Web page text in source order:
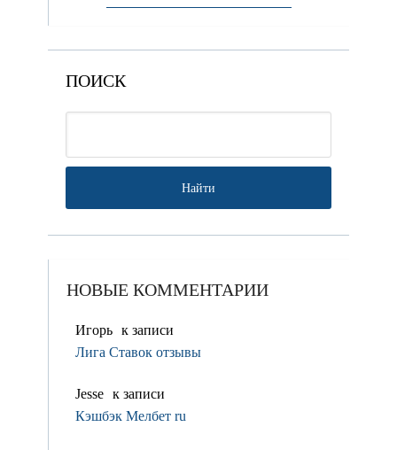
ПОИСК
НОВЫЕ КОММЕНТАРИИ
Игорь к записи
Лига Ставок отзывы
Jesse к записи
Кэшбэк Мелбет ru